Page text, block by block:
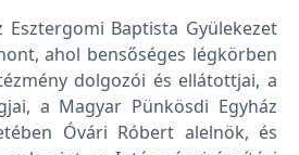
Esztergomi Baptista Gyülekezet
ahol bensőséges légkörben
dolgozói és ellátottjai, a
a Magyar Pünkösdi Egyház
Óvári Róbert alelnök, és